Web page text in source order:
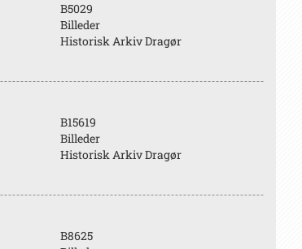
B5029
Billeder
Historisk Arkiv Dragør
B15619
Billeder
Historisk Arkiv Dragør
B8625